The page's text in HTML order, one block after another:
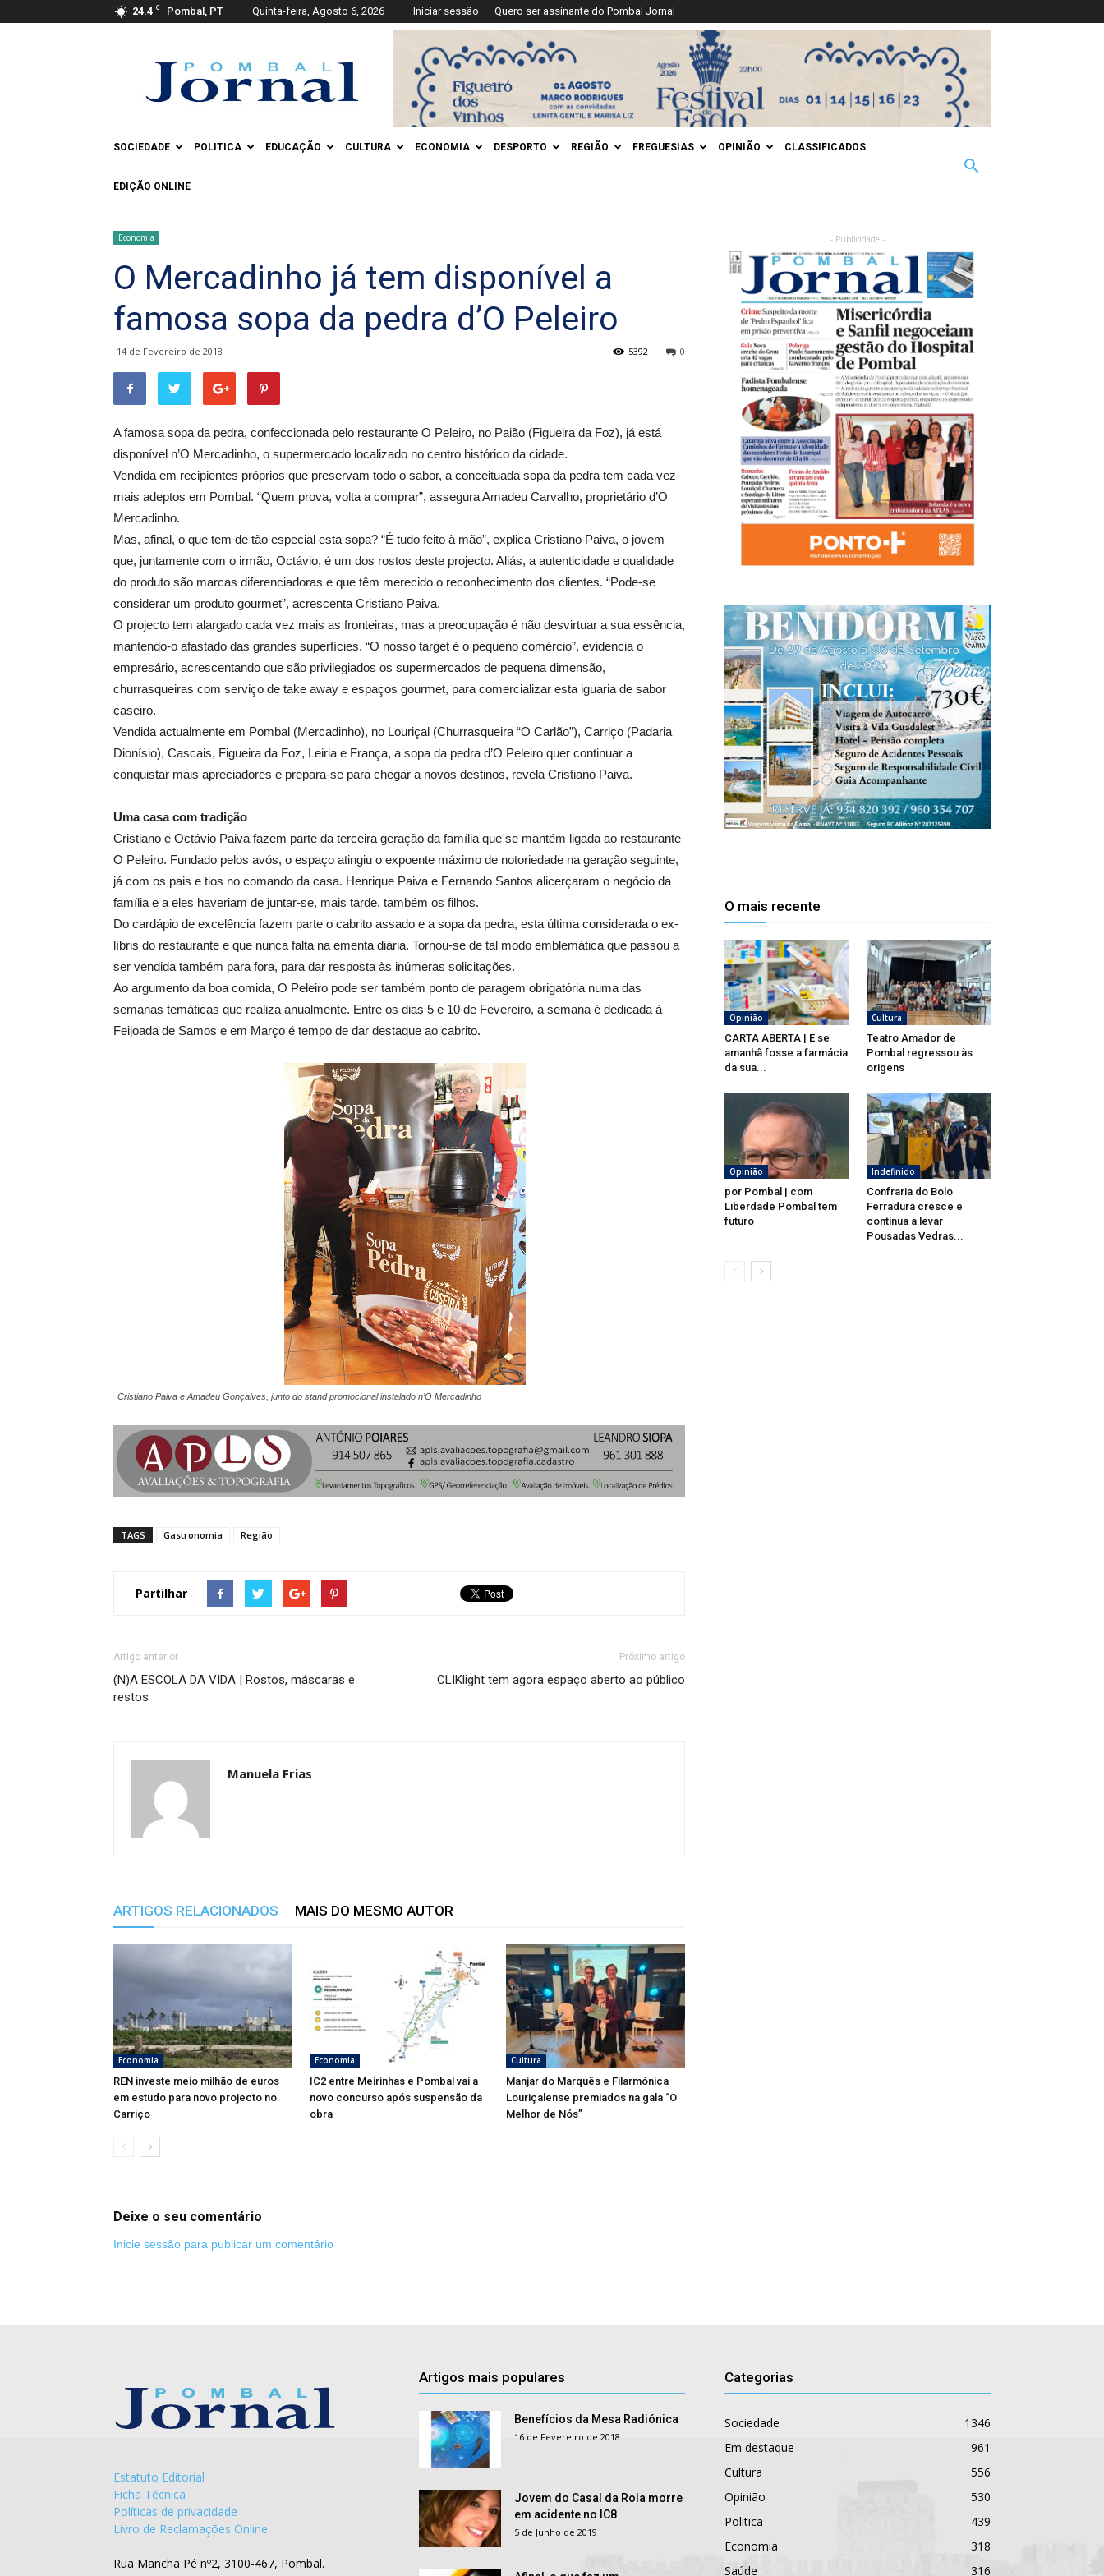
24.4 C Pombal, PT Quinta-feira, Agosto 6, 2026 Iniciar sessão Quero ser assinante do Pombal Jornal
Jornal
SOCIEDADE POLITICA EDUCAÇÃO CULTURA ECONOMIA DESPORTO REGIÃO FREGUESIAS OPINIÃO CLASSIFICADOS
EDIÇÃO ONLINE
Economia
O Mercadinho já tem disponível a
famosa sopa da pedra d’O Peleiro
14 de Fevereiro de 2018 0
5392
A famosa sopa da pedra, confeccionada pelo restaurante O Peleiro, no Paião (Figueira da Foz), já está
disponível n’O Mercadinho, o supermercado localizado no centro histórico da cidade.
Vendida em recipientes próprios que preservam todo o sabor, a conceituada sopa da pedra tem cada vez
mais adeptos em Pombal. “Quem prova, volta a comprar”, assegura Amadeu Carvalho, proprietário d’O
Mercadinho.
Mas, afinal, o que tem de tão especial esta sopa? “É tudo feito à mão”, explica Cristiano Paiva, o jovem
que, juntamente com o irmão, Octávio, é um dos rostos deste projecto. Aliás, a autenticidade e qualidade
do produto são marcas diferenciadoras e que têm merecido o reconhecimento dos clientes. “Pode-se
considerar um produto gourmet”, acrescenta Cristiano Paiva.
O projecto tem alargado cada vez mais as fronteiras, mas a preocupação é não desvirtuar a sua essência,
mantendo-o afastado das grandes superfícies. “O nosso target é o pequeno comércio”, evidencia o
empresário, acrescentando que são privilegiados os supermercados de pequena dimensão,
churrasqueiras com serviço de take away e espaços gourmet, para comercializar esta iguaria de sabor
caseiro.
Vendida actualmente em Pombal (Mercadinho), no Louriçal (Churrasqueira “O Carlão”), Carriço (Padaria
Dionísio), Cascais, Figueira da Foz, Leiria e França, a sopa da pedra d’O Peleiro quer continuar a
conquistar mais apreciadores e prepara-se para chegar a novos destinos, revela Cristiano Paiva.
Uma casa com tradição
Cristiano e Octávio Paiva fazem parte da terceira geração da família que se mantém ligada ao restaurante
O Peleiro. Fundado pelos avós, o espaço atingiu o expoente máximo de notoriedade na geração seguinte,
já com os pais e tios no comando da casa. Henrique Paiva e Fernando Santos alicerçaram o negócio da
família e a eles haveriam de juntar-se, mais tarde, também os filhos.
Do cardápio de excelência fazem parte o cabrito assado e a sopa da pedra, esta última considerada o ex-
líbris do restaurante e que nunca falta na ementa diária. Tornou-se de tal modo emblemática que passou a
ser vendida também para fora, para dar resposta às inúmeras solicitações.
Ao argumento da boa comida, O Peleiro pode ser também ponto de paragem obrigatória numa das
semanas temáticas que realiza anualmente. Entre os dias 5 e 10 de Fevereiro, a semana é dedicada à
Feijoada de Samos e em Março é tempo de dar destaque ao cabrito.
Cristiano Paiva e Amadeu Gonçalves, junto do stand promocional instalado n’O Mercadinho
TAGS Gastronomia Região
Partilhar
Artigo anterior
(N)A ESCOLA DA VIDA | Rostos, máscaras e
restos
Próximo artigo
CLIKlight tem agora espaço aberto ao público
Manuela Frias
ARTIGOS RELACIONADOS MAIS DO MESMO AUTOR
Economia
REN investe meio milhão de euros
em estudo para novo projecto no
Carriço
Economia
IC2 entre Meirinhas e Pombal vai a
novo concurso após suspensão da
obra
Cultura
Manjar do Marquês e Filarmónica
Louriçalense premiados na gala “O
Melhor de Nós”
Deixe o seu comentário
Inicie sessão para publicar um comentário
- Publicidade -
O mais recente
Opinião
CARTA ABERTA | E se
amanhã fosse a farmácia
da sua...
Cultura
Teatro Amador de
Pombal regressou às
origens
Opinião
por Pombal | com
Liberdade Pombal tem
futuro
Indefinido
Confraria do Bolo
Ferradura cresce e
continua a levar
Pousadas Vedras...
Estatuto Editorial
Ficha Técnica
Políticas de privacidade
Livro de Reclamações Online
Rua Mancha Pé nº2, 3100-467, Pombal.
Artigos mais populares
Benefícios da Mesa Radiónica
16 de Fevereiro de 2018
Jovem do Casal da Rola morre
em acidente no IC8
5 de Junho de 2019
Categorias
Sociedade
1346
Em destaque
961
Cultura
556
Opinião
530
Politica
439
Economia
318
Saúde
316